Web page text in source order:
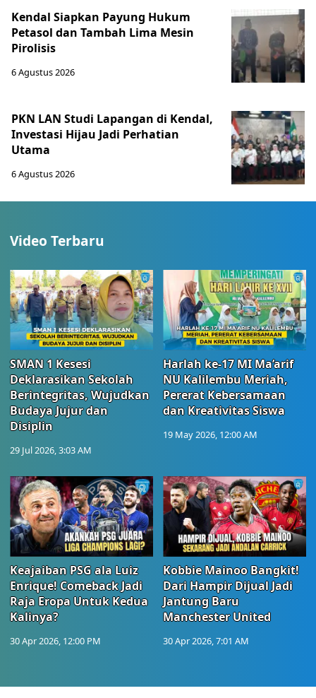
Kendal Siapkan Payung Hukum
Petasol dan Tambah Lima Mesin
Pirolisis
6 Agustus 2026
PKN LAN Studi Lapangan di Kendal,
Investasi Hijau Jadi Perhatian
Utama
6 Agustus 2026
Video Terbaru
SMAN 1 Kesesi
Deklarasikan Sekolah
Berintegritas, Wujudkan
Budaya Jujur dan
Disiplin
29 Jul 2026, 3:03 AM
Harlah ke-17 MI Ma’arif
NU Kalilembu Meriah,
Pererat Kebersamaan
dan Kreativitas Siswa
19 May 2026, 12:00 AM
Keajaiban PSG ala Luiz
Enrique! Comeback Jadi
Raja Eropa Untuk Kedua
Kalinya?
30 Apr 2026, 12:00 PM
Kobbie Mainoo Bangkit!
Dari Hampir Dijual Jadi
Jantung Baru
Manchester United
30 Apr 2026, 7:01 AM